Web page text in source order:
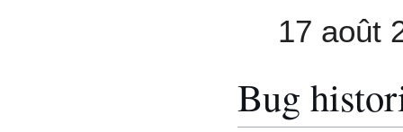
17 août
Bug